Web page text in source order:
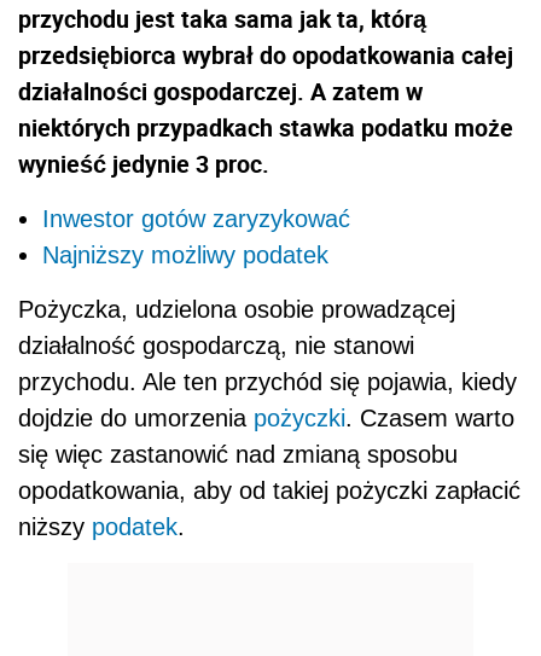
przychodu jest taka sama jak ta, którą
przedsiębiorca wybrał do opodatkowania całej
działalności gospodarczej. A zatem w
niektórych przypadkach stawka podatku może
wynieść jedynie 3 proc.
Inwestor gotów zaryzykować
Najniższy możliwy podatek
Pożyczka, udzielona osobie prowadzącej
działalność gospodarczą, nie stanowi
przychodu. Ale ten przychód się pojawia, kiedy
dojdzie do umorzenia pożyczki. Czasem warto
się więc zastanowić nad zmianą sposobu
opodatkowania, aby od takiej pożyczki zapłacić
niższy podatek.